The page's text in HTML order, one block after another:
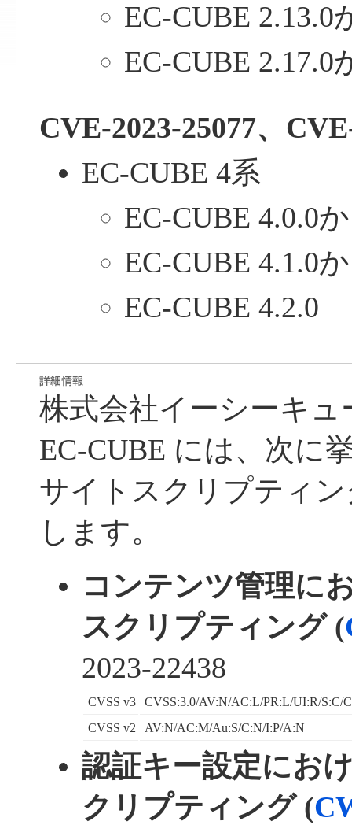
EC-CUBE 2.13.0
EC-CUBE 2.17.0
CVE-2023-25077、
EC-CUBE 4系
EC-CUBE 4.0.0
EC-CUBE 4.1.0
EC-CUBE 4.2.0
株式会社イーシーキ
EC-CUBE には、次に
サイトスクリプティ
します。
コンテンツ管理に
スクリプティング (
2023-22438
CVSS v3
CVSS:3.0/AV:N/AC:L/PR:L/UI:R/S:C/
CVSS v2
AV:N/AC:M/Au:S/C:N/I:P/A:N
認証キー設定にお
クリプティング (